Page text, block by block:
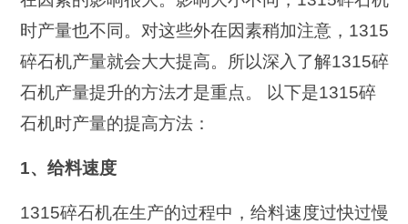
时产量也不同。对这些外在因素稍加注意，1315
碎石机产量就会大大提高。所以深入了解1315碎
石机产量提升的方法才是重点。 以下是1315碎
石机时产量的提高方法：
1、给料速度
1315碎石机在生产的过程中，给料速度过快过慢